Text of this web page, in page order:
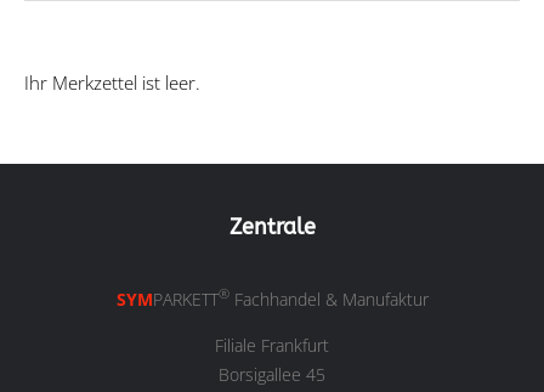
Ihr Merkzettel ist leer.
Zentrale
SYMPARKETT®Fachhandel & Manufaktur
Filiale Frankfurt
Borsigallee 45